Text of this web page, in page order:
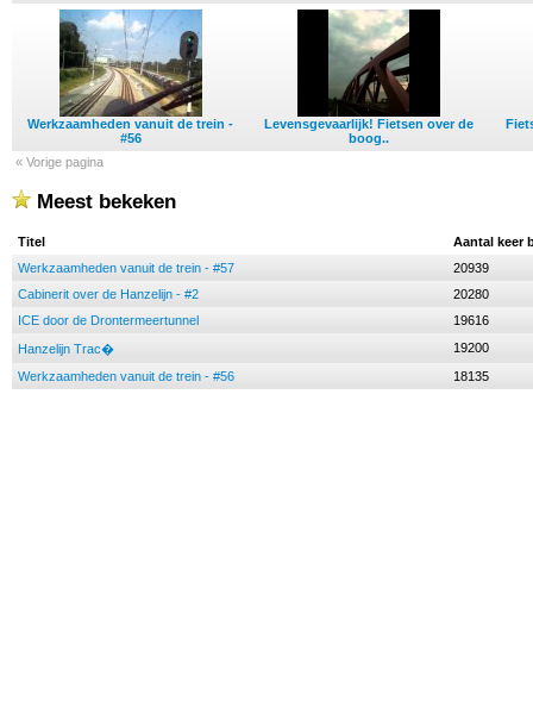
Werkzaamheden vanuit de trein -
#56
Levensgevaarlijk! Fietsen over de
boog..
« Vorige pagina
Meest bekeken
Titel
Aantal keer
Werkzaamheden vanuit de trein - #57
20939
Cabinerit over de Hanzelijn - #2
20280
ICE door de Drontermeertunnel
19616
Hanzelijn Trac�
19200
Werkzaamheden vanuit de trein - #56
18135